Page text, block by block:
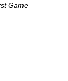
Game